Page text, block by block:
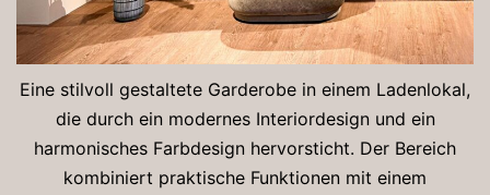
Eine stilvoll gestaltete Garderobe in einem Ladenlokal,
die durch ein modernes Interiordesign und ein
harmonisches Farbdesign hervorsticht. Der Bereich
kombiniert praktische Funktionen mit einem